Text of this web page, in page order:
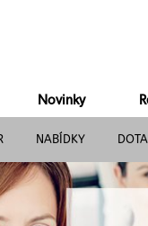
Novinky
NABÍDKY